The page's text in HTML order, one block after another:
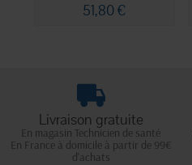
51,80 €
Livraison gratuite
En magasin Technicien de santé
En France à domicile à partir de 99€
d'achats